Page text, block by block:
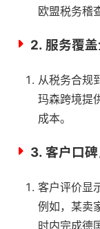
欧盟税务稽
2. 服务覆
从税务合规
玛森跨境提
成本。
3. 客户口
客户评价显
例如，某卖
时内完成德